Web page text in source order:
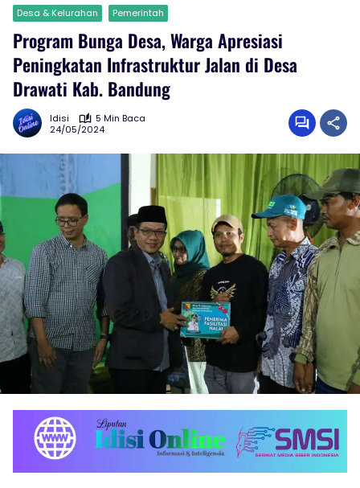
Desa & Kelurahan Pemerintah
Program Bunga Desa, Warga Apresiasi
Peningkatan Infrastruktur Jalan di Desa
Drawati Kab. Bandung
Idisi
5 Min Baca
24/05/2024